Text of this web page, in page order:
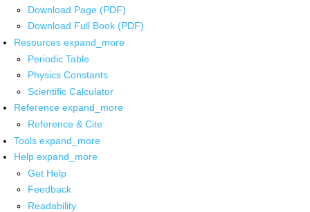
Download Page (PDF)
Download Full Book (PDF)
Resources expand_more
Periodic Table
Physics Constants
Scientific Calculator
Reference expand_more
Reference & Cite
Tools expand_more
Help expand_more
Get Help
Feedback
Readability